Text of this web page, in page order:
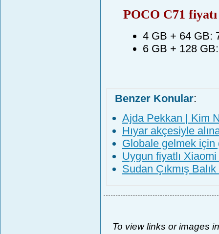
POCO C71 fiyatı
4 GB + 64 GB:
6 GB + 128
Benzer Konular:
Ajda Pekkan | Kim
Hıyar akçesiyle
Globale gelmek
Uygun fiyatlı
Sudan Çıkmış
To view links or images